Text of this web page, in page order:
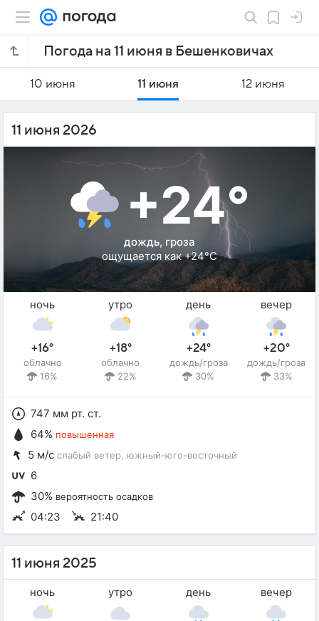
Погода на 11 июня в Бешенковичах
10 июня 11 июня 12 июня
11 июня 2026
+24°
дождь, гроза
ощущается как +24°C
ночь
+16°
облачно
16%
утро
+18°
облачно
22%
день
+24°
дождь/гроза
30%
вечер
+20°
дождь/гроза
33%
747 мм рт. ст.
64% повышенная
5 м/с слабый ветер , южный-юго-восточный
6
30% вероятность осадков
04:23 21:40
11 июня 2025
ночь утро день вечер